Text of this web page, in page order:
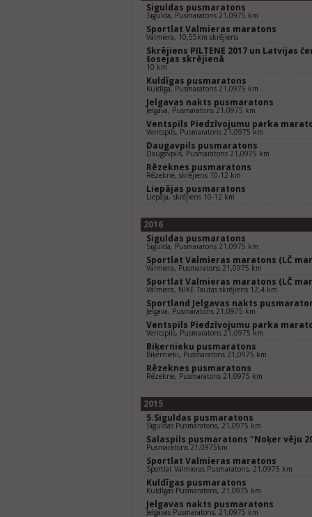
Siguldas pusmaratons
Sigulda, Pusmaratons 21,0975 km
Sportlat Valmieras maratons
Valmiera, 10,55km skrējiens
Skrējiens PILTENE 2017 un Latvijas
šosejas skrējienā
10 km
Kuldīgas pusmaratons
Kuldīga, Pusmaratons 21,0975 km
Jelgavas nakts pusmaratons
Jelgava, Pusmaratons 21,0975 km
Ventspils Piedzīvojumu parka
Ventspils, Pusmaratons 21,0975 km
Daugavpils pusmaratons
Daugavpils, Pusmaratons 21,0975 km
Rēzeknes pusmaratons
Rēzekne, skrējiens 10-12 km
Liepājas pusmaratons
Liepāja, skrējiens 10-12 km
2016
Siguldas pusmaratons
Sigulda, Pusmaratons 21,0975 km
Sportlat Valmieras maratons (LČ
Valmiera, Pusmaratons 21,0975 km
Sportlat Valmieras maratons (LČ
Valmiera, NIKE Tautas skrējiens 12,4 km
Sportland Jelgavas nakts
Jelgava, Pusmaratons 21,0975 km
Ventspils Piedzīvojumu parka
Ventspils, Pusmaratons 21,0975 km
Biķernieku pusmaratons
Biķernieki, Pusmaratons 21,0975 km
Rēzeknes pusmaratons
Rēzekne, Pusmaratons 21,0975 km
2015
5.Siguldas pusmaratons
Siguldas Pusmaratons, 21,0975 km
Salaspils pusmaratons "Noķer vēju
Pusmaratons 21,0975km
Sportlat Valmieras maratons
Sportlat Valmieras Pusmaratons, 21,0975 km
Kuldīgas pusmaratons
Kuldīgas Pusmaratons, 21,0975 km
Jelgavas nakts pusmaratons
Jelgavas Pusmaratons, 21,0975 km